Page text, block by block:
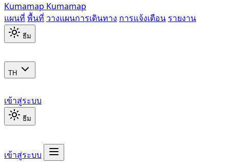
Kumamap Kumamap
แผนที่ พื้นที่ วางแผนการเดินทาง การแจ้งเตือน รายงาน
ธีม
TH
เข้าสู่ระบบ
ธีม
เข้าสู่ระบบ